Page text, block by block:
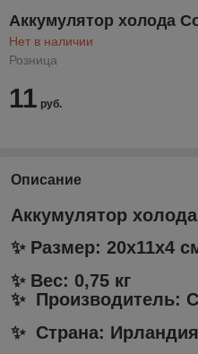
Аккумулятор холода
Нет в наличии
Розница
11 руб.
Описание
Аккумулятор
✨ Размер: 20х11х4
✨ Вес: 0,75 кг
✨ Производитель:
✨ Страна: Ирландия